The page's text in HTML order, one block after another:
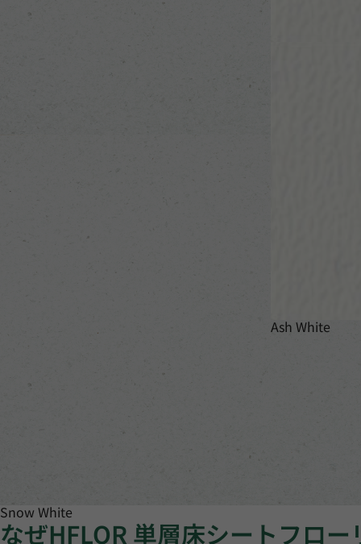
Snow White
Ash White
なぜHFLOR 単層床シートフロ